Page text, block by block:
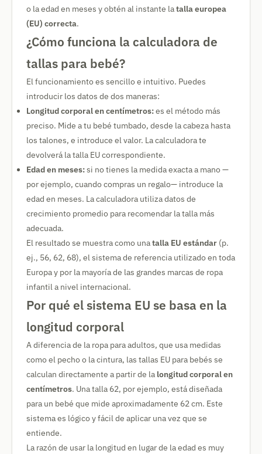
o la edad en meses y obtén al instante latalla europea
(EU) correcta.
¿Cómo funciona la calculadora de
tallas para bebé?
El funcionamiento es sencillo e intuitivo. Puedes
introducir los datos de dos maneras:
Longitud corporal en centímetros:es el método más
preciso. Mide a tu bebé tumbado, desde la cabeza hasta
los talones, e introduce el valor. La calculadora te
devolverá la talla EU correspondiente.
Edad en meses:si no tienes la medida exacta a mano —
por ejemplo, cuando compras un regalo— introduce la
edad en meses. La calculadora utiliza datos de
crecimiento promedio para recomendar la talla más
adecuada.
El resultado se muestra como unatalla EU estándar (p.
ej., 56, 62, 68), el sistema de referencia utilizado en toda
Europa y por la mayoría de las grandes marcas de ropa
infantil a nivel internacional.
Por qué el sistema EU se basa en la
longitud corporal
A diferencia de la ropa para adultos, que usa medidas
como el pecho o la cintura, las tallas EU para bebés se
calculan directamente a partir de la longitud corporal en
centímetros. Una talla 62, por ejemplo, está diseñada
para un bebé que mide aproximadamente 62 cm. Este
sistema es lógico y fácil de aplicar una vez que se
entiende.
La razón de usar la longitud en lugar de la edad es muy